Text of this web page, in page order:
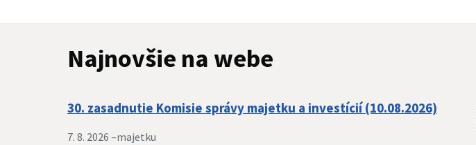
Najnovšie na webe
30. zasadnutie Komisie správy majetku a investícií (10.08.2026)
7. 8. 2026 –majetku